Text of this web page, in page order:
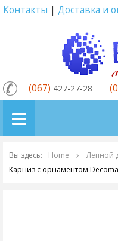
Контакты | Доставка и
(067) 427-27-28
Вы здесь: Home Лепной
Карниз с орнаментом